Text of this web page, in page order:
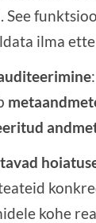
See
ilma
kohe